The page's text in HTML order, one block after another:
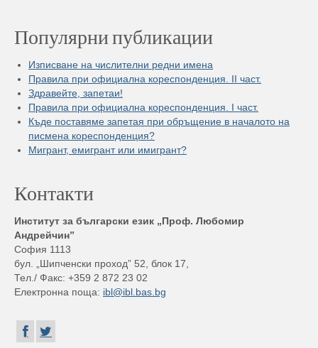
Популярни публикации
Изписване на числителни редни имена
Правила при официална кореспонденция. II част.
Здравейте, запетаи!
Правила при официална кореспонденция. I част.
Къде поставяме запетая при обръщение в началото на
писмена кореспонденция?
Мигрант, емигрант или имигрант?
Контакти
Институт за български език „Проф. Любомир
Андрейчин”
София 1113
бул. „Шипченски проход” 52, блок 17,
Тел./ Факс: +359 2 872 23 02
Електронна поща: ibl@ibl.bas.bg